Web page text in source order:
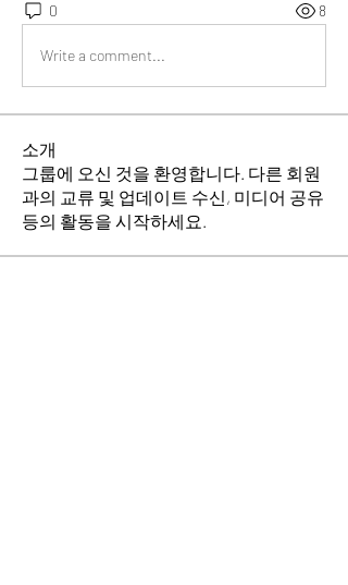
0 8
Write a comment...
소개
그룹에 오신 것을 환영합니다. 다른 회원
과의 교류 및 업데이트 수신, 미디어 공유
등의 활동을 시작하세요.